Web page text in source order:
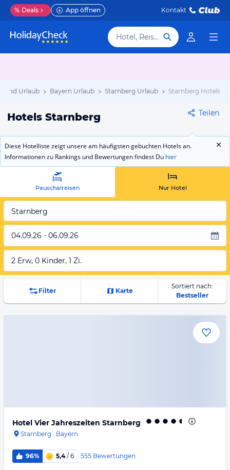
% Deals App öffnen Kontakt
Hotel, Reiseziel
Urlaub Bayern Urlaub Starnberg Urlaub Starnberg Hotels
Hotels Starnberg Teilen
Diese Hotelliste zeigt unsere am häufigsten gebuchten Hotels an.
Informationen zu Rankings und Bewertungen findest Du hier
Pauschalreisen Nur Hotel
Starnberg
04.09.26 - 06.09.26
2 Erw, 0 Kinder, 1 Zi.
Filter Karte
Sortiert nach:
Bestseller
Hotel Vier Jahreszeiten Starnberg
Starnberg · Bayern
96% 5,4/ 6 555 Bewertungen